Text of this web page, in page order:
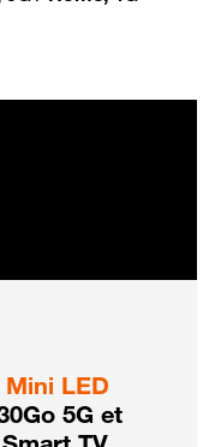
LED
5G et